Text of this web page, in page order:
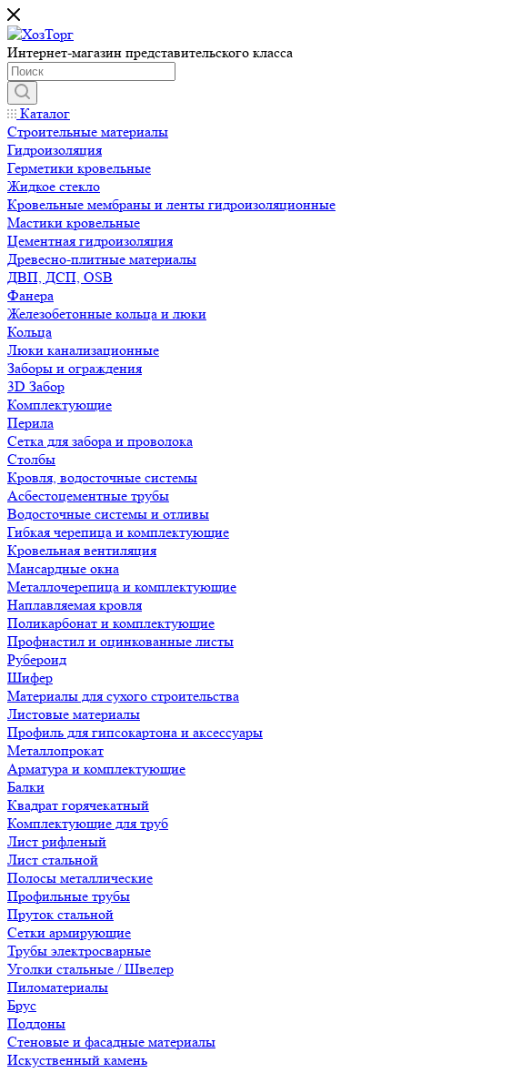
Интернет-магазин представительского класса
Каталог
Строительные материалы
Гидроизоляция
Герметики кровельные
Жидкое стекло
Кровельные мембраны и ленты гидроизоляционные
Мастики кровельные
Цементная гидроизоляция
Древесно-плитные материалы
ДВП, ДСП, OSB
Фанера
Железобетонные кольца и люки
Кольца
Люки канализационные
Заборы и ограждения
3D Забор
Комплектующие
Перила
Сетка для забора и проволока
Столбы
Кровля, водосточные системы
Асбестоцементные трубы
Водосточные системы и отливы
Гибкая черепица и комплектующие
Кровельная вентиляция
Мансардные окна
Металлочерепица и комплектующие
Наплавляемая кровля
Поликарбонат и комплектующие
Профнастил и оцинкованные листы
Рубероид
Шифер
Материалы для сухого строительства
Листовые материалы
Профиль для гипсокартона и аксессуары
Металлопрокат
Арматура и комплектующие
Балки
Квадрат горячекатный
Комплектующие для труб
Лист рифленый
Лист стальной
Полосы металлические
Профильные трубы
Пруток стальной
Сетки армирующие
Трубы электросварные
Уголки стальные / Швелер
Пиломатериалы
Брус
Поддоны
Стеновые и фасадные материалы
Искуственный камень